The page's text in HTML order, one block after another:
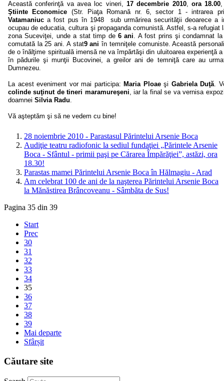
Această conferinţă va avea loc vineri, 17 decembrie 2010, ora 18.00
Ştiinte Economice (Str. Piaţa Romană nr. 6, sector 1 - intrarea
Vatamaniuc a fost pus în 1948 sub urmărirea securităţii deoarece a
ocupau de educatia, cultura şi propaganda comunistă. Astfel, s-a refugiat
zona Suceviţei, unde a stat timp de 6 ani. A fost prins şi condamnat
comutată la 25 ani. A stat9 ani în temniţele comuniste. Această
de o înălţime spirituală imensă ne va împărtăşi din uluitoarea experienţă
în pădurile şi munţii Bucovinei, a greilor ani de temniţă care au
Dumnezeu.
La acest eveniment vor mai participa: Maria Ploaeşi Gabriela Duţă.
colinde suţinut de tineri maramureşeni, iar la final se va vernisa
doamnei Silvia Radu.
Vă aşteptăm şi să ne vedem cu bine!
28 noiembrie 2010 - Parastasul Părintelui Arsenie Boca
Audiţie teatru radiofonic la sediul fundaţiei „Părintele Arsenie
Boca - Sfântul - primii paşi pe Cărarea Împărăţiei”, astăzi, ora
18.30!
Parastas mamei Părintelui Arsenie Boca în Hălmagiu - Arad
Am celebrat 100 de ani de la naşterea Părintelui Arsenie Boca
la Mănăstirea Brâncoveanu - Sâmbăta de Sus!
Pagina 35 din 39
Start
Prec
30
31
32
33
34
35
36
37
38
39
Mai departe
Sfârșit
Căutare site